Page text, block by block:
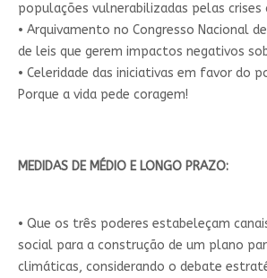
populações vulnerabilizadas pelas crises
• Arquivamento no Congresso Nacional
de leis que gerem impactos negativos
• Celeridade das iniciativas em favor do
Porque a vida pede coragem!
MEDIDAS DE MÉDIO E LONGO PRAZO:
• Que os três poderes estabeleçam
social para a construção de um plano
climáticas, considerando o debate